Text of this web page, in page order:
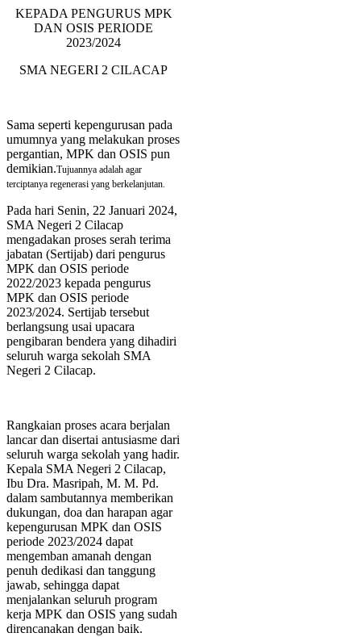
KEPADA PENGURUS MPK
DAN OSIS PERIODE
2023/2024
SMA NEGERI 2 CILACAP
Sama seperti kepengurusan pada
umumnya yang melakukan proses
pergantian, MPK dan OSIS pun
demikian.Tujuannya adalah agar
terciptanya regenerasi yang berkelanjutan.
Pada hari Senin, 22 Januari 2024,
SMA Negeri 2 Cilacap
mengadakan proses serah terima
jabatan (Sertijab) dari pengurus
MPK dan OSIS periode
2022/2023 kepada pengurus
MPK dan OSIS periode
2023/2024. Sertijab tersebut
berlangsung usai upacara
pengibaran bendera yang dihadiri
seluruh warga sekolah SMA
Negeri 2 Cilacap.
Rangkaian proses acara berjalan
lancar dan disertai antusiasme dari
seluruh warga sekolah yang hadir.
Kepala SMA Negeri 2 Cilacap,
Ibu Dra. Masripah, M. M. Pd.
dalam sambutannya memberikan
dukungan, doa dan harapan agar
kepengurusan MPK dan OSIS
periode 2023/2024 dapat
mengemban amanah dengan
penuh dedikasi dan tanggung
jawab, sehingga dapat
menjalankan seluruh program
kerja MPK dan OSIS yang sudah
direncanakan dengan baik.